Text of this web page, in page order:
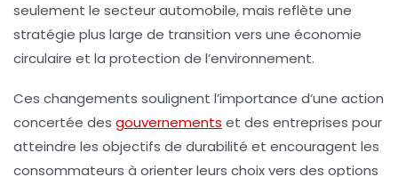
seulement le secteur automobile, mais reflète une
stratégie plus large de transition vers une économie
circulaire et la protection de l’environnement.
Ces changements soulignent l’importance d’une action
concertée des gouvernements et des entreprises pour
atteindre les objectifs de durabilité et encouragent les
consommateurs à orienter leurs choix vers des options